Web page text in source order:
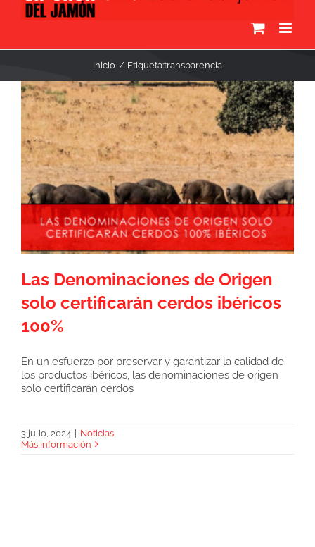
Inicio Etiqueta:transparencia
Las Denominaciones de Origen solo
certificarán cerdos ibéricos 100%
Las Denominaciones de Origen
solo certificarán cerdos ibéricos
100%
En un esfuerzo por preservar y garantizar la calidad de
los productos ibéricos, las denominaciones de origen
solo certificarán cerdos
3 julio, 2024
Noticias
Más información